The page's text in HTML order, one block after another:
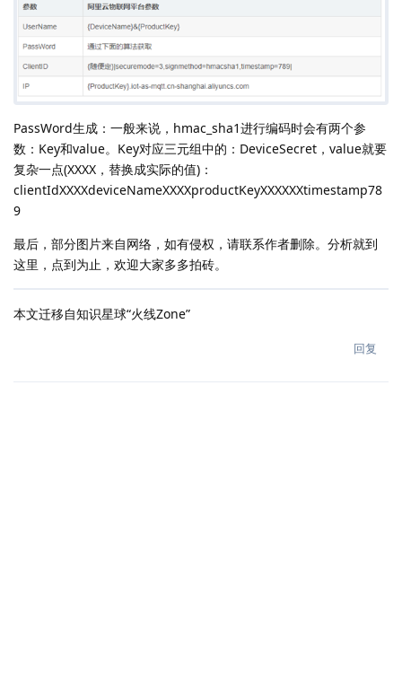
PassWord生成：一般来说，hmac_sha1进行编码时会有两个参
数：Key和value。Key对应三元组中的：DeviceSecret，value就要
复杂一点(XXXX，替换成实际的值)：
clientIdXXXXdeviceNameXXXXproductKeyXXXXXXtimestamp78
9
最后，部分图片来自网络，如有侵权，请联系作者删除。分析就到
这里，点到为止，欢迎大家多多拍砖。
本文迁移自知识星球“火线Zone”
回复